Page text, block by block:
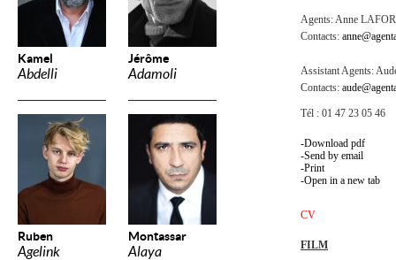
Kamel
Abdelli
Jérôme
Adamoli
Ruben
Agelink
Montassar
Alaya
Agents:Anne
Contacts:
Assistant Agents:
Contacts:
Tél : 01 47 23 05 46
Download pdf
Send by email
Print
Open in a new tab
CV
FILM